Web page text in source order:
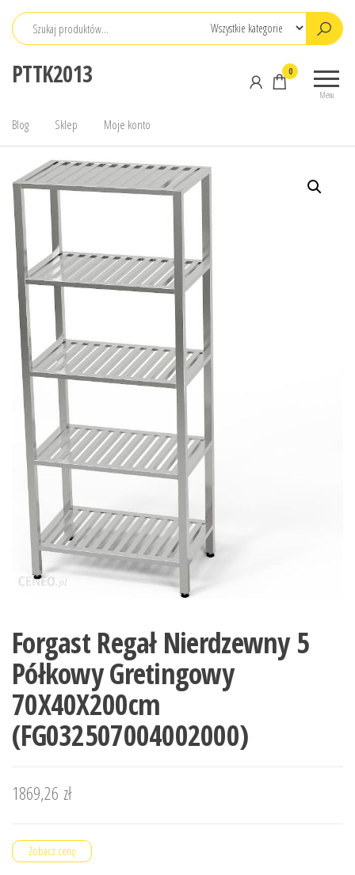
Przejdź
PTTK2013
Menu
0
Blog Sklep Moje konto
Forgast Regał Nierdzewny 5
Półkowy Gretingowy
70X40X200cm
(FG032507004002000)
1869,26 zł
Zobacz cenę